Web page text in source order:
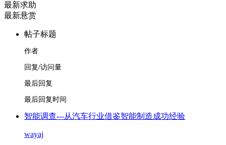
最新求助
最新悬赏
帖子标题
作者
回复/访问量
最后回复
最后回复时间
智能调查---从汽车行业借鉴智能制造成功经验
wayaj